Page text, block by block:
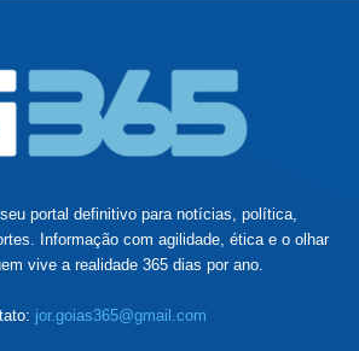
portal definitivo para notícias, política,
Informação com agilidade, ética e o olhar
vive a realidade 365 dias por ano.
jor.goias365@gmail.com